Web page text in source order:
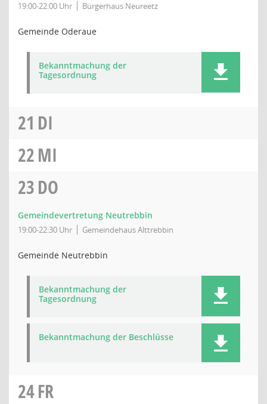
19:00-22:00 Uhr Bürgerhaus Neureetz
Gemeinde Oderaue
Bekanntmachung der
Tagesordnung
21 DI
22MI
23DO
Gemeindevertretung Neutrebbin
19:00-22:30 Uhr Gemeindehaus Alttrebbin
Gemeinde Neutrebbin
Bekanntmachung der
Tagesordnung
Bekanntmachung der Beschlüsse
24FR